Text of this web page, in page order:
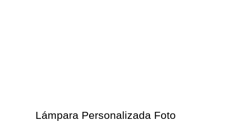
Lámpara Personalizada Foto